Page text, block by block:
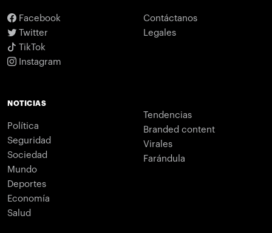
Facebook
Twitter
TikTok
Instagram
Contáctanos
Legales
NOTICIAS
Política
Seguridad
Sociedad
Mundo
Deportes
Economía
Salud
Tendencias
Branded content
Virales
Farándula